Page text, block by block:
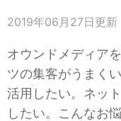
2019年06月27日 更新
オウンドメディア
ツの集客がうまく
活用したい。ネッ
したい。こんなお